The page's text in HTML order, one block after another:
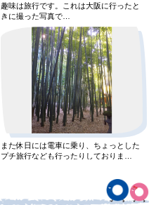
趣味は旅行です。これは大阪に行ったと
きに撮った写真で
す。
また休日には電車に乗り、ちょっとした
プチ旅行なども行ったりしておりま